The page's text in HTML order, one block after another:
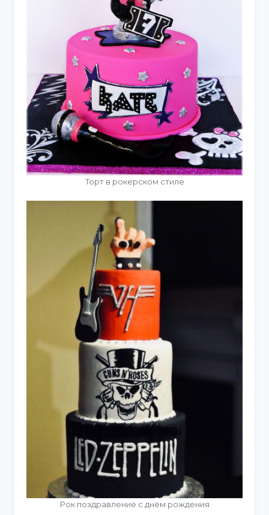
Торт в рокерском стиле
Рок поздравление с днём рождения